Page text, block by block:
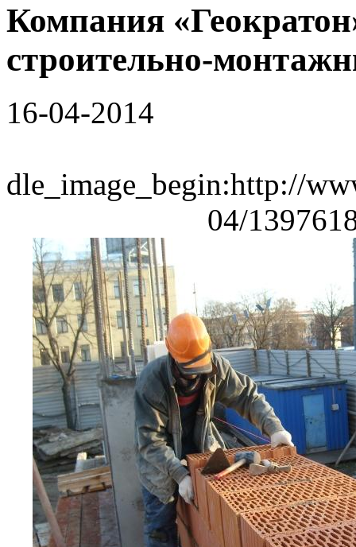
Компания
строительно-
16-04-2014
dle_image_begin:http://
04/